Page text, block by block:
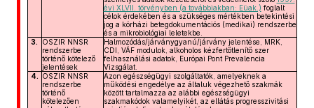
évi XLVII. törvényben (a továbbiakban: Eüak.) foglalt
célok érdekében és a szükséges mértékben betekintési
jog a kórházi betegdokumentációs (medikai) rendszerbe
és a mikrobiológiai leletekbe.
3.
OSZIR NNSR
rendszerbe
történő kötelező
jelentések
Halmozódás/járványgyanú/járvány jelentése, MRK,
CDI, VÁF modulok, alkoholos kézfertőtlenítő szer
felhasználási adatok, Európai Pont Prevalencia
Vizsgálat.
4. OSZIR NNSR
rendszerbe
történő
kötelezően
Azon egészségügyi szolgáltatók, amelyeknek a
működési engedélye az általuk végezhető szakmák
között tartalmazza az alábbi egészségügyi
szakmakódok valamelyikét, az ellátás progresszivitási